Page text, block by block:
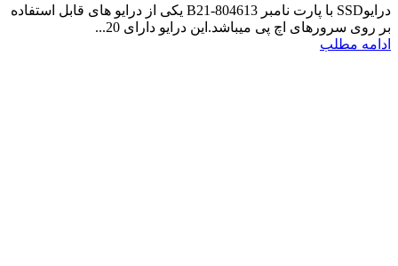
درایوSSD با پارت نامبر 804613-B21 یکی از درایو های قابل استفاده
بر روی سرورهای اچ پی میباشد.این درایو دارای 20...
ادامه مطلب